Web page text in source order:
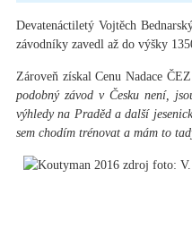
Devatenáctiletý Vojtěch
závodníky zavedl až do výšky
Zároveň získal Cenu Nadace
podobný závod v Česku není,
výhledy na Praděd a další
sem chodím trénovat a mám to